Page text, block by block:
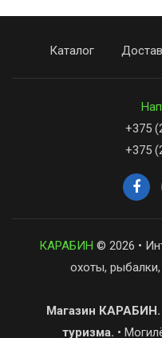
Каталог
+375
+375
КАРАБИН © 2026 •
охоты, рыбалки,
Магазин КАРАБИН.
туризма. •